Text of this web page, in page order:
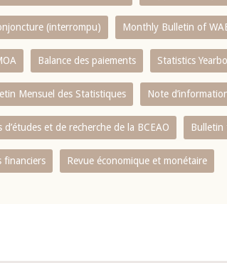
(interrompu) Monthly Bulletin of
Balance des paiements Statistics
Mensuel des Statistiques Note
d’études et de recherche de la BCEAO Bulletin
financiers Revue économique et monétaire